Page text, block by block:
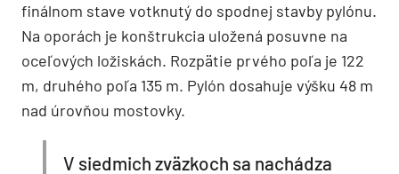
finálnom stave votknutý do spodnej stavby pylónu.
Na oporách je konštrukcia uložená posuvne na
oceľových ložiskách. Rozpätie prvého poľa je 122
m, druhého poľa 135 m. Pylón dosahuje výšku 48 m
nad úrovňou mostovky.
V siedmich zväzkoch sa nachádza